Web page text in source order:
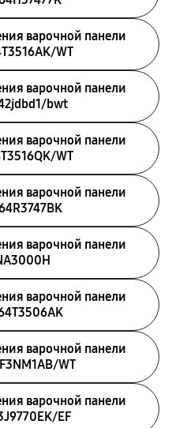
варочной панели
WT
варочной панели
bwt
варочной панели
WT
варочной панели
варочной панели
варочной панели
варочной панели
WT
варочной панели
EF